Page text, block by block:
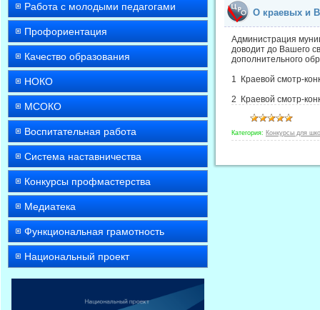
Работа с молодыми педагогами
Профориентация
Качество образования
НОКО
МСОКО
Воспитательная работа
Система наставничества
Конкурсы профмастерства
Медиатека
Функциональная грамотность
Национальный проект
О краевых и
Администрация
доводит до Вашего
дополнительного
1 Краевой смотр-
2 Краевой смотр-
Категория: Конкурсы для